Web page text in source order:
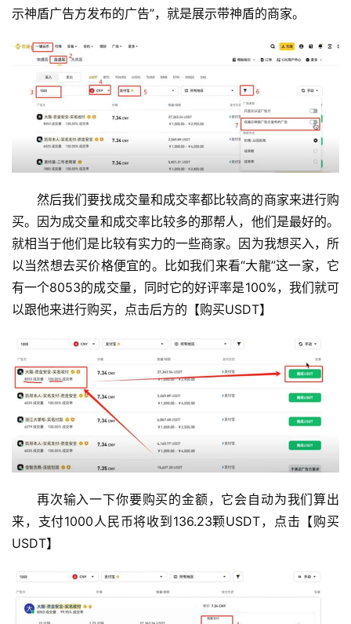
示神盾广告方发布的广告”，就是展示带神盾的商家。
然后我们要找成交量和成交率都比较高的商家来进行购
买。因为成交量和成交率比较多的那帮人，他们是最好的。
就相当于他们是比较有实力的一些商家。因为我想买入，所
以当然想去买价格便宜的。比如我们来看“大龍”这一家，它
有一个8053的成交量，同时它的好评率是100%，我们就可
以跟他来进行购买，点击后方的【购买USDT】
再次输入一下你要购买的金额，它会自动为我们算出
来，支付1000人民币将收到136.23颗USDT，点击【购买
USDT】